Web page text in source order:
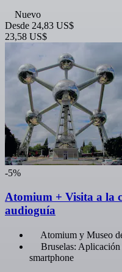
Nuevo
Desde 24,83 US$
23,58 US$
-5%
Atomium + Visita a la
audioguía
Atomium y Museo
Bruselas:
smartphone